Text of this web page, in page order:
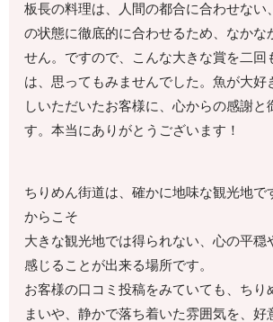
板長の料理は、人間の都合に合わせない
の状態に徹底的に合わせるため、なかな
せん。ですので、こんな大きな賞を二回
は、思ってもみませんでした。魚が大好
しいただいたお客様に、心からの感謝と
す。本当にありがとうございます！
ちりめん街道は、確かに地味な観光地で
からこそ
大きな観光地では得られない、心の平穏
感じることが出来る場所です。
お客様の口コミ投稿をみていても、ちり
まいや、静かで落ち着いた雰囲気を、好